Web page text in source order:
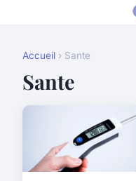
Accueil › Sante
Sante